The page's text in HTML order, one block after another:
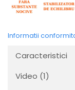
Informatii
Caracteristici
Video (1)